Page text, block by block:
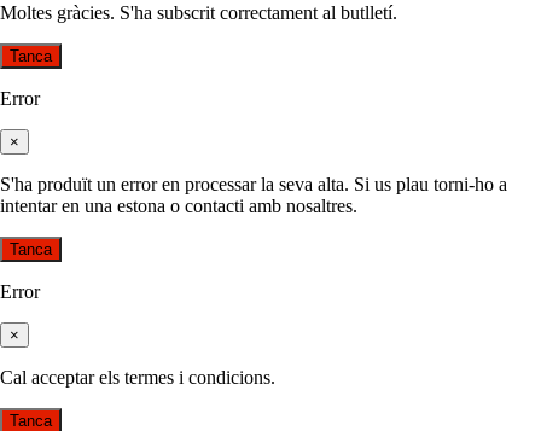
Moltes gràcies. S'ha subscrit correctament al butlletí.
Tanca
Error
×
S'ha produït un error en processar la seva alta. Si us plau torni-ho a
intentar en una estona o contacti amb nosaltres.
Tanca
Error
×
Cal acceptar els termes i condicions.
Tanca